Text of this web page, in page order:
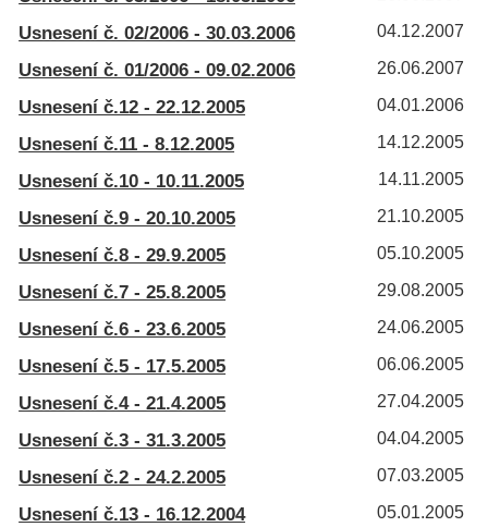
04.12.2007
Usnesení č. 02/2006 - 30.03.2006
26.06.2007
Usnesení č. 01/2006 - 09.02.2006
04.01.2006
Usnesení č.12 - 22.12.2005
14.12.2005
Usnesení č.11 - 8.12.2005
14.11.2005
Usnesení č.10 - 10.11.2005
21.10.2005
Usnesení č.9 - 20.10.2005
05.10.2005
Usnesení č.8 - 29.9.2005
29.08.2005
Usnesení č.7 - 25.8.2005
24.06.2005
Usnesení č.6 - 23.6.2005
06.06.2005
Usnesení č.5 - 17.5.2005
27.04.2005
Usnesení č.4 - 21.4.2005
04.04.2005
Usnesení č.3 - 31.3.2005
07.03.2005
Usnesení č.2 - 24.2.2005
05.01.2005
Usnesení č.13 - 16.12.2004